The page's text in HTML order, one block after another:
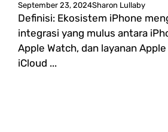
September 23, 2024Sharon Lullaby
Definisi: Ekosistem iPhone
integrasi yang mulus antara
Apple Watch, dan layanan
iCloud ...